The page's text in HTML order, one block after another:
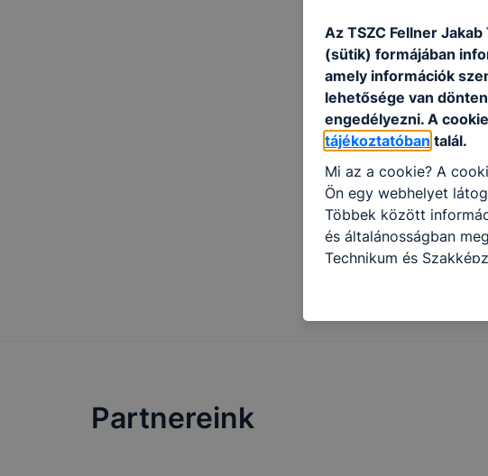
Partnereink
Az TSZC Fellner
(sütik) formájában
amely információk
lehetősége van
engedélyezni. A
tájékoztatóban talál.
Mi az a cookie? A
Ön egy webhelyet
Többek között
és általánosságban
Technikum és
információ gyűjtése
felmérésével, hogy a
így megtudhatjuk,